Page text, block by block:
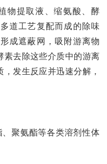
物提取液、缩氨酸、酵
道工艺复配而成的除味
成遮蔽网，吸附游离物
素去除这些介质中的游离
发生反应并迅速分解，
聚氨酯等各类溶剂性体